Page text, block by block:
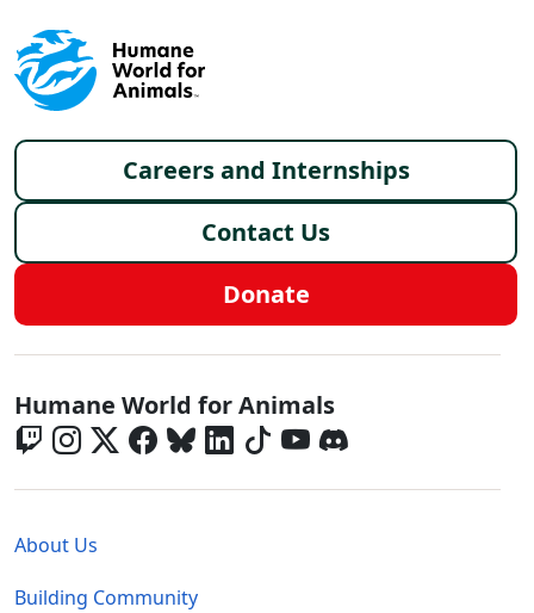
Footer menu
Careers and Internships
Contact Us
Donate
Global - Social Menu
Humane World for Animals
About Us
Building Community